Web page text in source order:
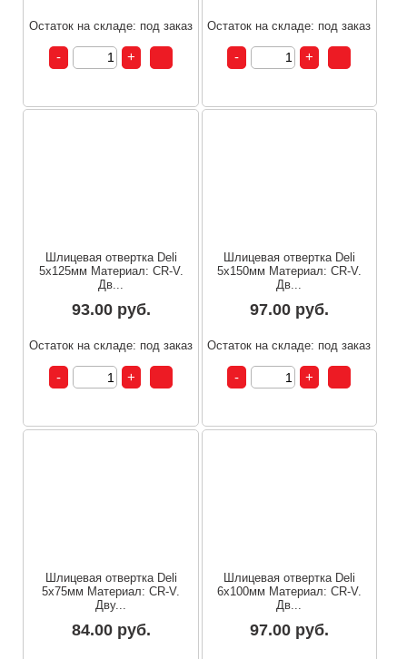
Остаток на складе: под заказ Остаток на складе: под заказ
Шлицевая отвертка Deli
5х125мм Материал: CR-V.
Дв...
93.00 руб.
Остаток на складе: под заказ
Шлицевая отвертка Deli
5х150мм Материал: CR-V.
Дв...
97.00 руб.
Остаток на складе: под заказ
Шлицевая отвертка Deli
5х75мм Материал: CR-V.
Дву...
84.00 руб.
Шлицевая отвертка Deli
6х100мм Материал: CR-V.
Дв...
97.00 руб.